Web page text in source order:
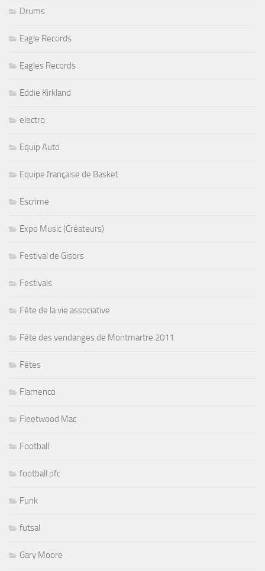
Drums
Eagle Records
Eagles Records
Eddie Kirkland
electro
Equip Auto
Equipe française de Basket
Escrime
Expo Music (Créateurs)
Festival de Gisors
Festivals
Fête de la vie associative
Fête des vendanges de Montmartre 2011
Fêtes
Flamenco
Fleetwood Mac
Football
football pfc
Funk
futsal
Gary Moore